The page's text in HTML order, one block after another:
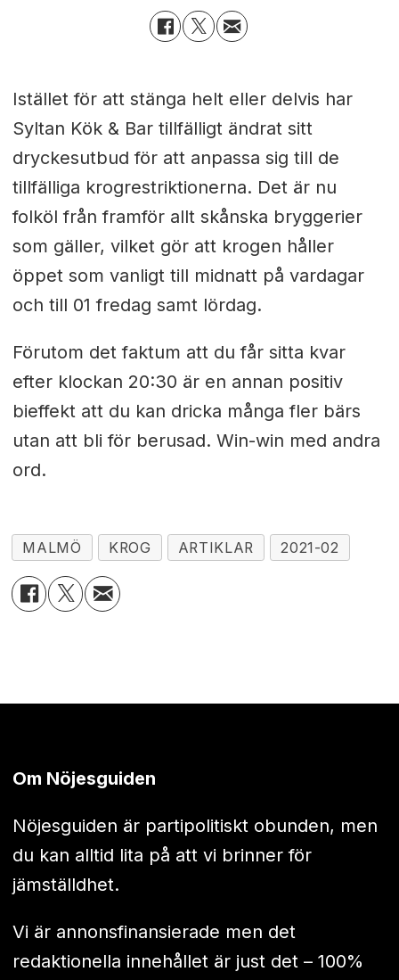
Istället för att stänga helt eller delvis har
Syltan Kök & Bar tillfälligt ändrat sitt
dryckesutbud för att anpassa sig till de
tillfälliga krogrestriktionerna. Det är nu
folköl från framför allt skånska bryggerier
som gäller, vilket gör att krogen håller
öppet som vanligt till midnatt på vardagar
och till 01 fredag samt lördag.
Förutom det faktum att du får sitta kvar
efter klockan 20:30 är en annan positiv
bieffekt att du kan dricka många fler bärs
utan att bli för berusad. Win-win med andra
ord.
MALMÖ KROG ARTIKLAR 2021-02
Om Nöjesguiden
Nöjesguiden är partipolitiskt obunden, men
du kan alltid lita på att vi brinner för
jämställdhet.
Vi är annonsfinansierade men det
redaktionella innehållet är just det – 100%